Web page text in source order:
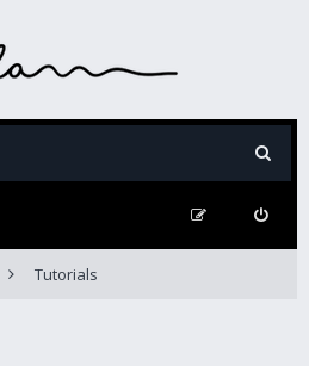
Tutorials